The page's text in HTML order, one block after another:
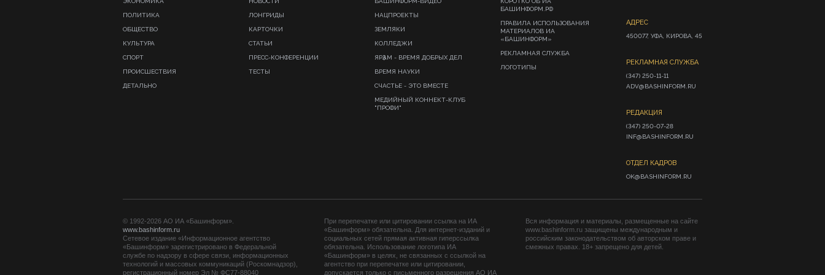
ПОЛИТИКА
ОБЩЕСТВО
КУЛЬТУРА
СПОРТ
ПРОИСШЕСТВИЯ
ДЕТАЛЬНО
ЛОНГРИДЫ
КАРТОЧКИ
СТАТЬИ
ПРЕСС-КОНФЕРЕНЦИИ
ТЕСТЫ
НАЦПРОЕКТЫ
ЗЕМЛЯКИ
КОЛЛЕДЖИ
ЯРҘАМ - ВРЕМЯ ДОБРЫХ ДЕЛ
ВРЕМЯ НАУКИ
СЧАСТЬЕ - ЭТО ВМЕСТЕ
МЕДИЙНЫЙ КОННЕКТ-КЛУБ
"ПРОФИ"
БАШИНФОРМ.РФ
ПРАВИЛА ИСПОЛЬЗОВАНИЯ
МАТЕРИАЛОВ ИА
«БАШИНФОРМ»
РЕКЛАМНАЯ СЛУЖБА
ЛОГОТИПЫ
АДРЕС
450077, УФА, КИРОВА, 45
РЕКЛАМНАЯ СЛУЖБА
(347) 250-11-11
ADV@BASHINFORM.RU
РЕДАКЦИЯ
(347) 250-07-28
INF@BASHINFORM.RU
ОТДЕЛ КАДРОВ
OK@BASHINFORM.RU
© 1992-2026 АО ИА «Башинформ».
www.bashinform.ru
Сетевое издание «Информационное агентство
«Башинформ» зарегистрировано в Федеральной
службе по надзору в сфере связи, информационных
технологий и массовых коммуникаций (Роскомнадзор),
регистрационный номер Эл № ФС77-88040
При перепечатке или цитировании ссылка на ИА
«Башинформ» обязательна. Для интернет-изданий и
социальных сетей прямая активная гиперссылка
обязательна. Использование логотипа ИА
«Башинформ» в целях, не связанных с ссылкой на
агентство при перепечатке или цитировании,
допускается только с письменного разрешения АО ИА
Вся информация и материалы, размещенные на сайте
www.bashinform.ru защищены международным и
российским законодательством об авторском праве и
смежных правах. 18+ запрещено для детей.